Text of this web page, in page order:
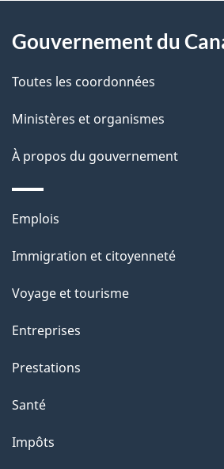
i
l
s
d
e
l
a
p
a
g
e
propos
de
ce
site
Gouvernement du
Toutes les coordonnées
Ministères et organismes
À propos du gouvernement
Thèmes
sujets
Emplois
Immigration et citoyenneté
Voyage et tourisme
Entreprises
Prestations
Santé
Impôts